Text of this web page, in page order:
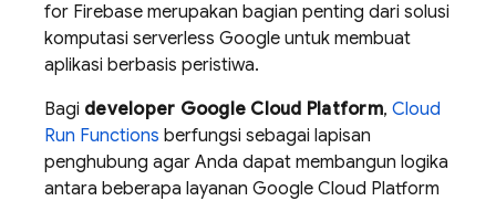
for Firebase merupakan bagian penting dari solusi
komputasi serverless Google untuk membuat
aplikasi berbasis peristiwa.
Bagi developer Google Cloud Platform, Cloud
Run Functions berfungsi sebagai lapisan
penghubung agar Anda dapat membangun logika
antara beberapa layanan Google Cloud Platform